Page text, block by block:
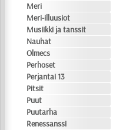
Meri
Meri-illuusiot
Musiikki ja tanssit
Nauhat
Olmecs
Perhoset
Perjantai 13
Pitsit
Puut
Puutarha
Renessanssi